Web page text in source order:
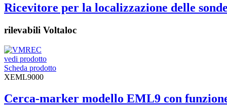
Ricevitore per la localizzazione delle sonde
rilevabili Voltaloc
vedi prodotto
Scheda prodotto
XEML9000
Cerca-marker modello EML9 con